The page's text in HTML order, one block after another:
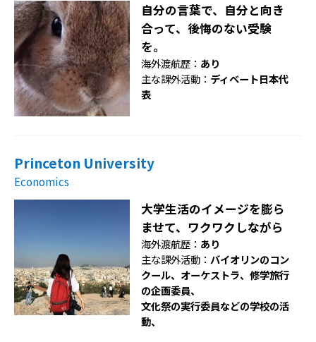
自分の言葉で、自分と向き
合って、後悔のない受験
を。
海外渡航歴： あり
主な課外活動： ディベート日本代
表
Princeton University
Economics
大学生活のイメージを膨ら
ませて、ワクワクしながら
海外渡航歴： あり
主な課外活動： バイオリンのコン
クール、オーケストラ、修学旅行
の企画委員、
文化祭の実行委員などの学校の活
動、